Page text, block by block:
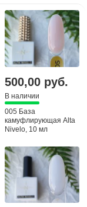
ровную
за
красоты
средство
и
500,00 руб.
В наличии
005 База
камуфлирующая Alta
Nivelo, 10 мл